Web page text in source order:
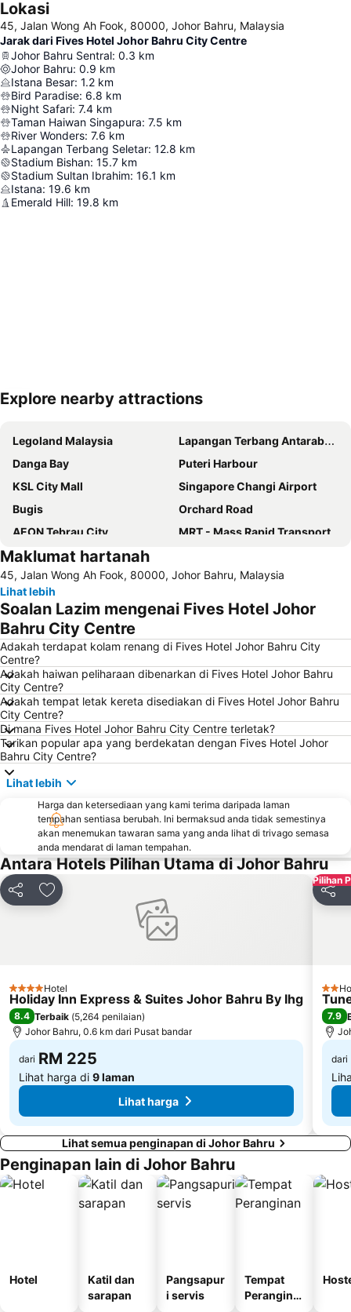
Lokasi
45, Jalan Wong Ah Fook, 80000, Johor Bahru, Malaysia
Jarak dari Fives Hotel Johor Bahru City Centre
Johor Bahru Sentral: 0.3 km
Johor Bahru: 0.9 km
Istana Besar: 1.2 km
Bird Paradise: 6.8 km
Night Safari: 7.4 km
Taman Haiwan Singapura: 7.5 km
River Wonders: 7.6 km
Lapangan Terbang Seletar: 12.8 km
Stadium Bishan: 15.7 km
Stadium Sultan Ibrahim: 16.1 km
Istana: 19.6 km
Emerald Hill: 19.8 km
Kembangkan peta
Explore nearby attractions
Legoland Malaysia
Lapangan Terbang Antarabangsa Senai
Danga Bay
Puteri Harbour
KSL City Mall
Singapore Changi Airport
Bugis
Orchard Road
AEON Tebrau City
MRT - Mass Rapid Transport
Universal Studios
Marina Bay Sands Casino
Johor Premium Outlets
Sentosa
Little India
Plaza Angsana
Chinatown
Austin Heights Golf & Hotel Resort
Lavender MRT Station
Jurong East MRT
Geylang Serai Market
Singapore EXPO
Tampines MRT
Kallang MRT Station
Masjid Sultan
Clarke Quay
Plaza Pelangi
Changi
Tanjong Pagar MRT Station
Jurong
Novena MRT Station
Yishun
Stadium Metro Station
Singapore Sentosa Island Afternoon Trip
Ang Mo Kio - AMK
Buona Vista MRT Station
Chinatown Metro Station
Plaza Singapura
Maklumat hartanah
45, Jalan Wong Ah Fook, 80000, Johor Bahru, Malaysia
Lihat lebih
Soalan Lazim mengenai Fives Hotel Johor
Bahru City Centre
Adakah terdapat kolam renang di Fives Hotel Johor Bahru City
Centre?
Adakah haiwan peliharaan dibenarkan di Fives Hotel Johor Bahru
City Centre?
Adakah tempat letak kereta disediakan di Fives Hotel Johor Bahru
City Centre?
Di mana Fives Hotel Johor Bahru City Centre terletak?
Tarikan popular apa yang berdekatan dengan Fives Hotel Johor
Bahru City Centre?
Lihat lebih
Harga dan ketersediaan yang kami terima daripada laman
tempahan sentiasa berubah. Ini bermaksud anda tidak semestinya
akan menemukan tawaran sama yang anda lihat di trivago semasa
anda mendarat di laman tempahan.
Antara Hotels Pilihan Utama di Johor Bahru
Kongsi Tambah ke favorit
4 Bintang
Hotel
Holiday Inn Express & Suites Johor Bahru By Ihg
8.4 Terbaik (5,264 penilaian)
Johor Bahru, 0.6 km dari Pusat bandar
dari RM 225
Lihat harga di 9 laman
Lihat harga
Pilihan
2
7.9
dari
Lihat semua penginapan di Johor Bahru
Penginapan lain di Johor Bahru
Hotel
Katil dan
sarapan
Pangsapur
i servis
Tempat
Perangina